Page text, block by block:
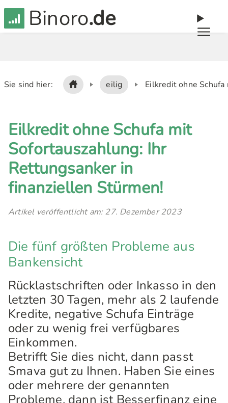
Binoro.de
Sie sind hier: eilig Eilkredit ohne
Eilkredit ohne Schufa mit
Sofortauszahlung: Ihr
Rettungsanker in
finanziellen Stürmen!
Artikel veröffentlicht am: 27. Dezember 2023
Die fünf größten Probleme aus
Bankensicht
Rücklastschriften oder Inkasso in den
letzten 30 Tagen, mehr als 2 laufende
Kredite, negative Schufa Einträge
oder zu wenig frei verfügbares
Einkommen.
Betrifft Sie dies nicht, dann passt
Smava gut zu Ihnen. Haben Sie eines
oder mehrere der genannten
Probleme, dann ist Besserfinanz eine